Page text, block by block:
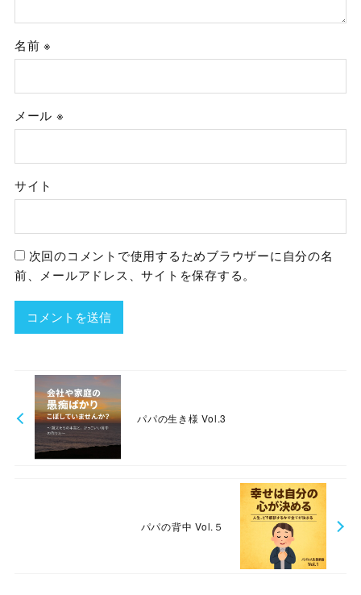
名前※
メール ※
サイト
次回のコメントで使用するためブラウザーに自分の名
前、メールアドレス、サイトを保存する。
パパの生き様 Vol.3
パパの背中 Vol.５